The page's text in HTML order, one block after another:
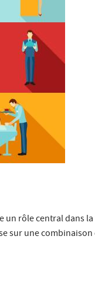
un rôle central dans
sur une